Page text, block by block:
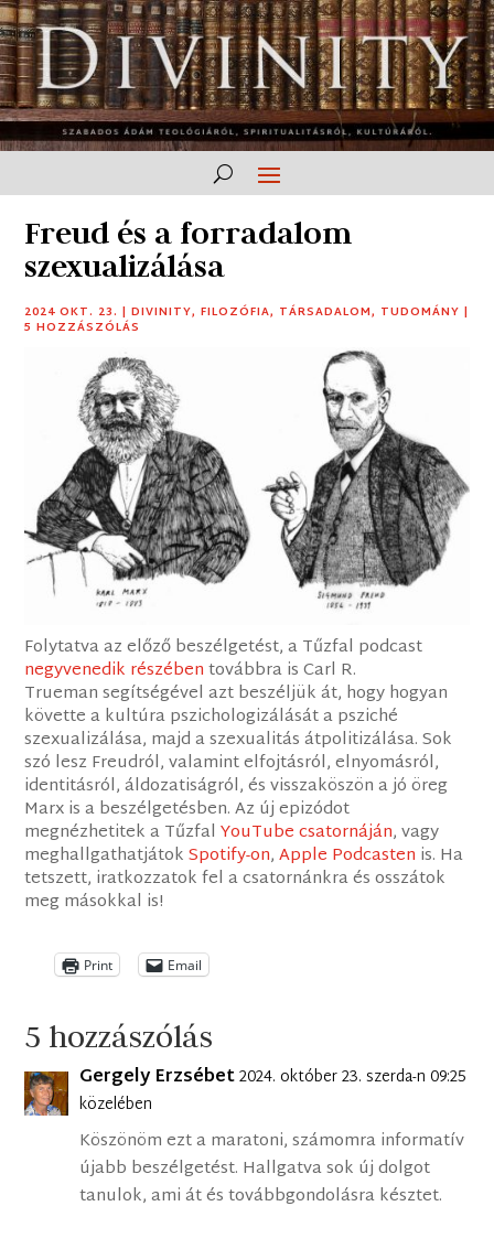
Freud és a forradalom
szexualizálása
2024 OKT. 23. |DIVINITY,FILOZÓFIA, TÁRSADALOM, TUDOMÁNY |
5 HOZZÁSZÓLÁS
Folytatva az előző beszélgetést, a Tűzfal podcast
negyvenedik részébentovábbra is Carl R.
Trueman segítségével azt beszéljük át, hogy hogyan
követte a kultúra pszichologizálását a psziché
szexualizálása, majd a szexualitás átpolitizálása. Sok
szó lesz Freudról, valamint elfojtásról, elnyomásról,
identitásról, áldozatiságról, és visszaköszön a jó öreg
Marx is a beszélgetésben. Az új epizódot
megnézhetitek a TűzfalYouTube csatornáján, vagy
meghallgathatjátokSpotify-on,Apple Podcasten is. Ha
tetszett, iratkozzatok fel a csatornánkra és osszátok
meg másokkal is!
Print Email
5 hozzászólás
Gergely Erzsébet2024. október 23. szerda-n 09:25
közelében
Köszönöm ezt a maratoni, számomra informatív
újabb beszélgetést. Hallgatva sok új dolgot
tanulok, ami át és továbbgondolásra késztet.